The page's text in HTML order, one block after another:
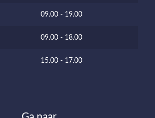
09.00 - 19.00
09.00 - 18.00
15.00 - 17.00